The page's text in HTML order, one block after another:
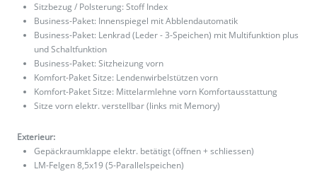
Sitzbezug / Polsterung: Stoff Index
Business-Paket: Innenspiegel mit Abblendautomatik
Business-Paket: Lenkrad (Leder - 3-Speichen) mit Multifunktion plus
und Schaltfunktion
Business-Paket: Sitzheizung vorn
Komfort-Paket Sitze: Lendenwirbelstützen vorn
Komfort-Paket Sitze: Mittelarmlehne vorn Komfortausstattung
Sitze vorn elektr. verstellbar (links mit Memory)
Exterieur:
Gepäckraumklappe elektr. betätigt (öffnen + schliessen)
LM-Felgen 8,5x19 (5-Parallelspeichen)